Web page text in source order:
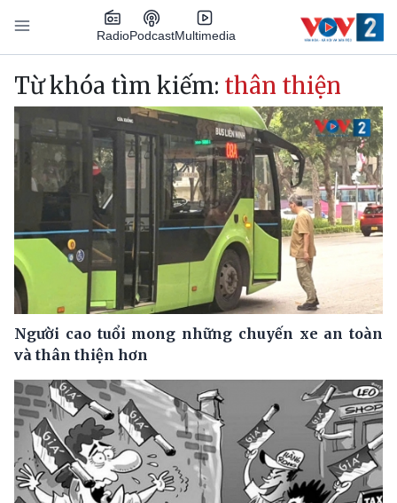
Nhảy đến nội dung
RadioPodcastMultimedia
Main navigation
Từ khóa tìm kiếm: thân thiện
Người cao tuổi mong những chuyến xe an toàn
và thân thiện hơn